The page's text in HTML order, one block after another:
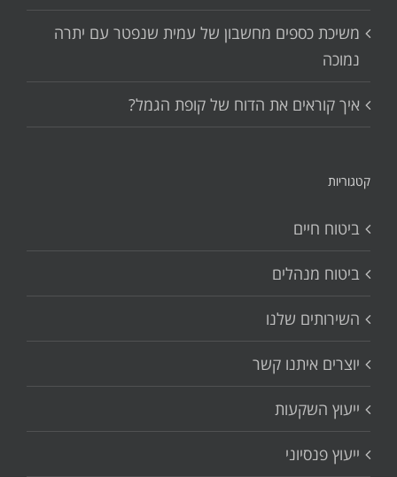
משיכת כספים מחשבון של עמית שנפטר עם יתרה
נמוכה
איך קוראים את הדוח של קופת הגמל?
קטגוריות
ביטוח חיים
ביטוח מנהלים
השירותים שלנו
יוצרים איתנו קשר
ייעוץ השקעות
ייעוץ פנסיוני